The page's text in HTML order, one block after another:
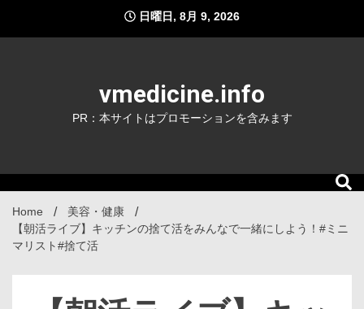
content
日曜日, 8月 9, 2026
vmedicine.info
PR：本サイトはプロモーションを含みます
Home
美容・健康
【朝活ライブ】キッチンの捨て活をみんなで一緒にしよう！#ミニ
マリスト#捨て活